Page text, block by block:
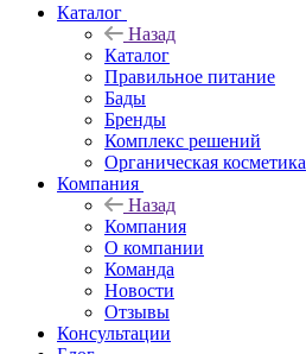
Каталог
Назад
Каталог
Правильное питание
Бады
Бренды
Комплекс решений
Органическая косметика
Компания
Назад
Компания
О компании
Команда
Новости
Отзывы
Консультации